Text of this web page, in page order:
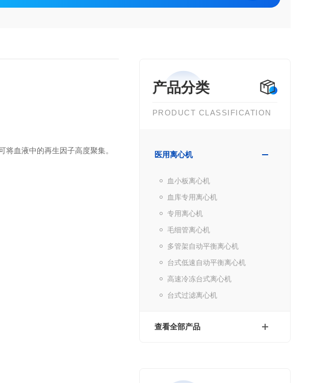
产品分类
PRODUCT CLASSIFICATION
医用离心机
血小板离心机
血库专用离心机
专用离心机
毛细管离心机
多管架自动平衡离心机
台式低速自动平衡离心机
高速冷冻台式离心机
台式过滤离心机
查看全部产品
将血液中的再生因子高度聚集。